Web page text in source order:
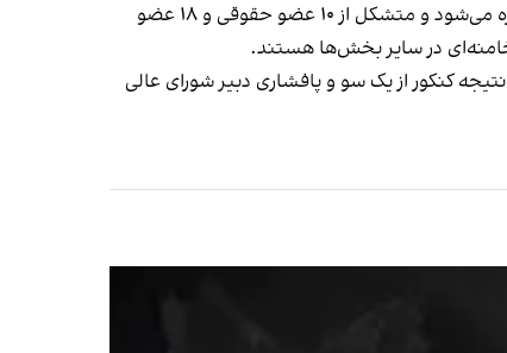
شورای عالی انقلاب فرهنگی در امر قانون‌گذاری دخالت دارد و مصوبات آن لازم‌الاجراست. این شورا زیر نظر رهبر جمهوری اسلامی اداره می‌شود و متشکل از ۱۰ عضو حقوقی و ۱۸ عضو
در سایر بخش‌ها هستند.
کنکور از یک سو و پافشاری دبیر شورای عالی